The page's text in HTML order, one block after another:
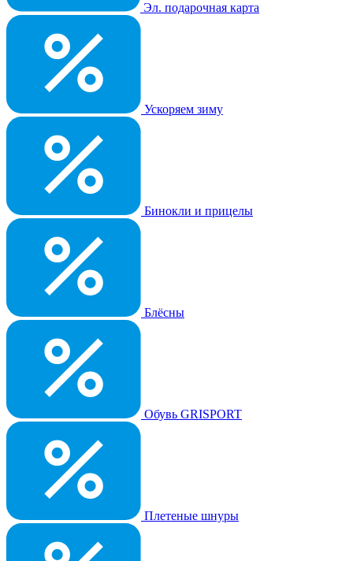
Эл. подарочная карта
Ускоряем зиму
Бинокли и прицелы
Блёсны
Обувь GRISPORT
Плетеные шнуры